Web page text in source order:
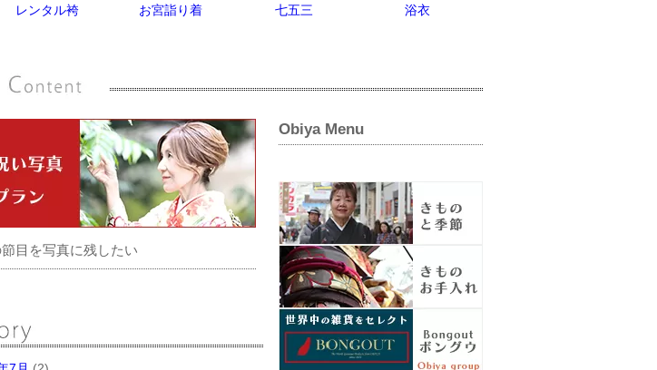
レンタル袴 お宮詣り着 七五三 浴衣
節目を写真に残したい
Obiya Menu